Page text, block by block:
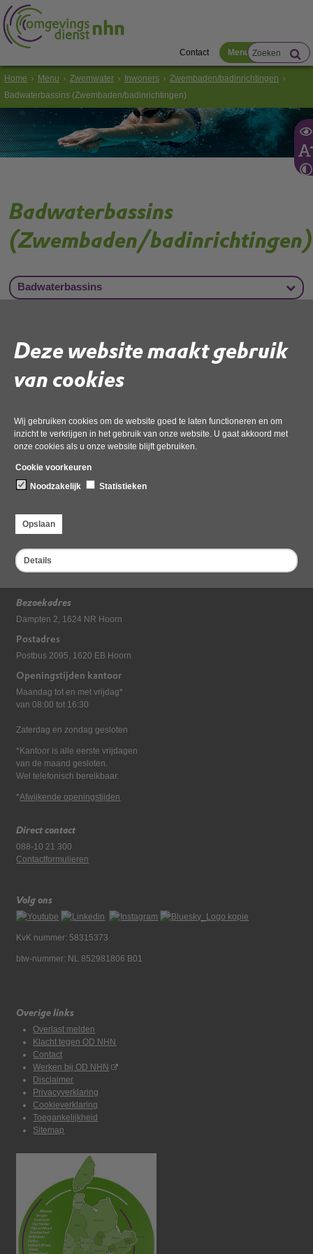
Deze website maakt gebruik
van cookies
Wij gebruiken cookies om de website goed te laten functioneren en om
inzicht te verkrijgen in het gebruik van onze website. U gaat akkoord met
onze cookies als u onze website blijft gebruiken.
Cookie voorkeuren
Noodzakelijk
Statistieken
Opslaan
Details
Contact Menu
Home Menu Zwemwater Inwoners
Zwembaden/badinrichtingen
Badwaterbassins (Zwembaden/badinrichtingen)
Badwaterbassins
(Zwembaden/badinrichtingen)
Badwaterbassins
Meldingsformulier Overlast
Bezoekadres
Dampten 2, 1624 NR Hoorn
Postadres
Postbus 2095, 1620 EB Hoorn
Openingstijden kantoor
Maandag tot en met vrijdag*
van 08:00 tot 16:30
Zaterdag en zondag gesloten
*Kantoor is alle eerste vrijdagen
van de maand gesloten.
Wel telefonisch bereikbaar.
*Afwijkende openingstijden
Direct contact
088-10 21 300
Contactformulieren
Volg ons
KvK nummer: 58315373
btw-nummer: NL 852981806 B01
Overige links
Overlast melden
Klacht tegen OD NHN
Contact
Werken bij OD NHN
Disclaimer
Privacyverklaring
Cookieverklaring
Toegankelijkheid
Sitemap